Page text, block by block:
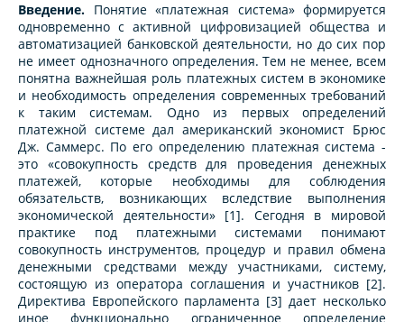
Введение. Понятие «платежная система» формируется
одновременно с активной цифровизацией общества и
автоматизацией банковской деятельности, но до сих пор
не имеет однозначного определения. Тем не менее, всем
понятна важнейшая роль платежных систем в экономике
и необходимость определения современных требований
к таким системам. Одно из первых определений
платежной системе дал американский экономист Брюс
Дж. Саммерс. По его определению платежная система -
это «совокупность средств для проведения денежных
платежей, которые необходимы для соблюдения
обязательств, возникающих вследствие выполнения
экономической деятельности» [1]. Сегодня в мировой
практике под платежными системами понимают
совокупность инструментов, процедур и правил обмена
денежными средствами между участниками, систему,
состоящую из оператора соглашения и участников [2].
Директива Европейского парламента [3] дает несколько
иное функционально ограниченное определение